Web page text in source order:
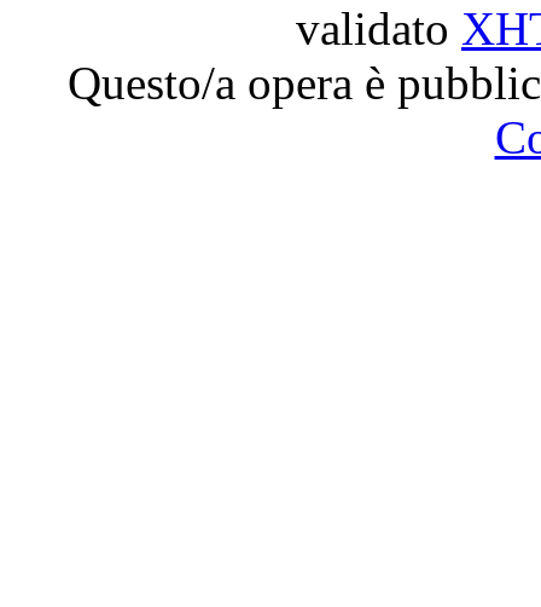
validato
Questo/a opera è